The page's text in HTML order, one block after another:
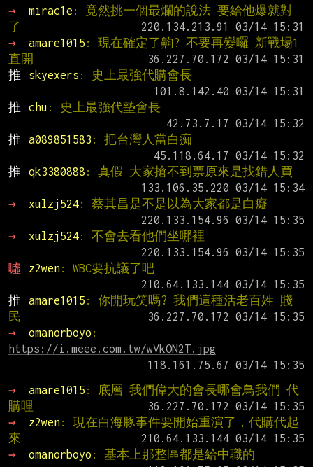
→
mirac1e : 竟然挑一個最爛的說法 要給他爆就對
了
→
amare1015 : 現在確定了齁? 不要再變囉 新戰場1
直開
推
skyexers : 史上最強代購會長
推
chu : 史上最強代墊會長
推
a089851583 : 把台灣人當白痴
推
qk3380888 : 真假 大家搶不到票原來是找錯人買
→
xulzj524: 蔡其昌是不是以為大家都是白癡
→
xulzj524: 不會去看他們坐哪裡
噓
z2wen: WBC要抗議了吧
推
amare1015 : 你開玩笑嗎? 我們這種活老百姓 賤
民
→
omanorboyo
https://i.meee.com.tw/wVkON2T.jpg
→
amare1015 : 底層 我們偉大的會長哪會鳥我們 代
購哩
→
z2wen: 現在白海豚事件要開始重演了，代購代起
來
→
omanorboyo : 基本上那整區都是給中職的